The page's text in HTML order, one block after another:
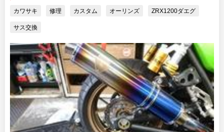
カワサキ 修理 カスタム オーリンズ ZRX1200ダエグ
サス交換